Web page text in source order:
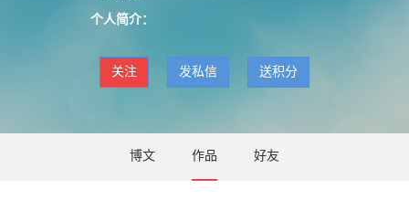
个人简介：
关注 发私信 送积分
博文 作品 好友